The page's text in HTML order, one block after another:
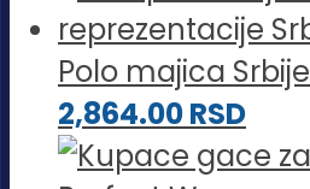
Polo majica Srbije
2,864.00RSD